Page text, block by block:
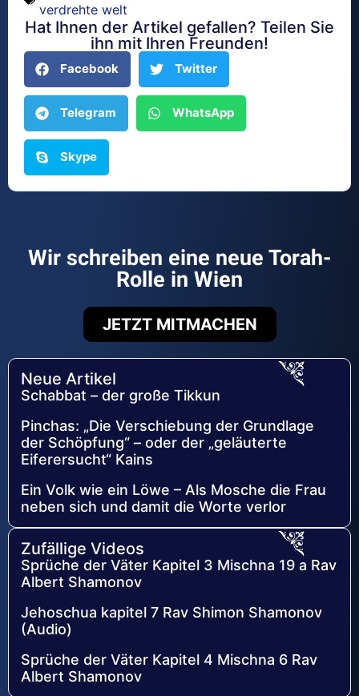
verdrehte welt
Hat Ihnen der Artikel gefallen? Teilen Sie
ihn mit Ihren Freunden!
Facebook Twitter
Telegram WhatsApp
Skype
Wir schreiben eine neue Torah-
Rolle in Wien
JETZT MITMACHEN
Neue Artikel
Schabbat – der große Tikkun
Pinchas: „Die Verschiebung der Grundlage
der Schöpfung“ – oder der „geläuterte
Eiferersucht“ Kains
Ein Volk wie ein Löwe – Als Mosche die Frau
neben sich und damit die Worte verlor
Zufällige Videos
Sprüche der Väter Kapitel 3 Mischna 19 a Rav
Albert Shamonov
Jehoschua kapitel 7 Rav Shimon Shamonov
(Audio)
Sprüche der Väter Kapitel 4 Mischna 6 Rav
Albert Shamonov